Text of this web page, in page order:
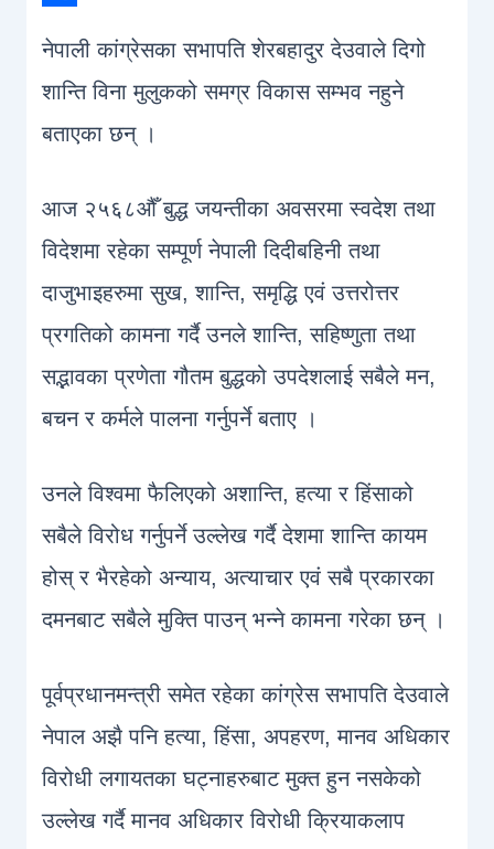
नेपाली कांग्रेसका सभापति शेरबहादुर देउवाले दिगो
शान्ति विना मुलुकको समग्र विकास सम्भव नहुने
बताएका छन् ।
आज २५६८औँ बुद्ध जयन्तीका अवसरमा स्वदेश तथा
विदेशमा रहेका सम्पूर्ण नेपाली दिदीबहिनी तथा
दाजुभाइहरुमा सुख, शान्ति, समृद्धि एवं उत्तरोत्तर
प्रगतिको कामना गर्दै उनले शान्ति, सहिष्णुता तथा
सद्भावका प्रणेता गौतम बुद्धको उपदेशलाई सबैले मन,
बचन र कर्मले पालना गर्नुपर्ने बताए ।
उनले विश्वमा फैलिएको अशान्ति, हत्या र हिंसाको
सबैले विरोध गर्नुपर्ने उल्लेख गर्दै देशमा शान्ति कायम
होस् र भैरहेको अन्याय, अत्याचार एवं सबै प्रकारका
दमनबाट सबैले मुक्ति पाउन् भन्ने कामना गरेका छन् ।
पूर्वप्रधानमन्त्री समेत रहेका कांग्रेस सभापति देउवाले
नेपाल अझै पनि हत्या, हिंसा, अपहरण, मानव अधिकार
विरोधी लगायतका घट्नाहरुबाट मुक्त हुन नसकेको
उल्लेख गर्दै मानव अधिकार विरोधी क्रियाकलाप